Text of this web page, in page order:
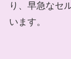
り、早急なセ
います。